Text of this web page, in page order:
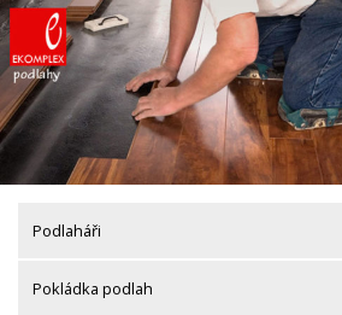
Skip
to
content
Podlaháři
Pokládka podlah